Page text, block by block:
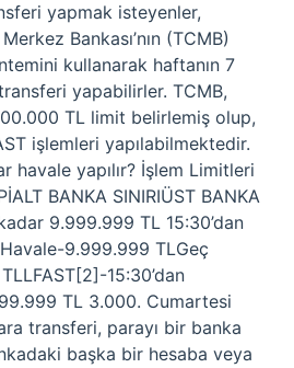
yapmak isteyenler,
Bankası’nın (TCMB)
kullanarak haftanın 7
yapabilirler. TCMB,
TL limit belirlemiş olup,
işlemleri yapılabilmektedir.
havale yapılır? İşlem Limitleri
BANKA SINIRIÜST BANKA
9.999.999 TL 15:30’dan
9.999.999 TLGeç
15:30’dan
TL 3.000. Cumartesi
transferi, parayı bir banka
başka bir hesaba veya